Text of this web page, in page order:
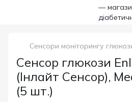
Сенсори моніторингу
Сенсор глюкози
(Інлайт Сенсор),
(5 шт.)